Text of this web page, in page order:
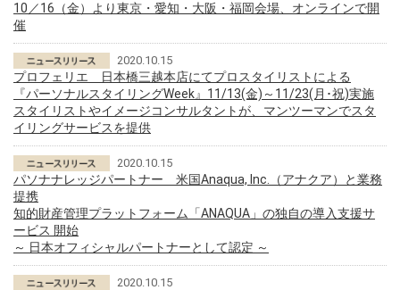
10／16（金）より東京・愛知・大阪・福岡会場、オンラインで開
催
2020.10.15
プロフェリエ 日本橋三越本店にてプロスタイリストによる
『パーソナルスタイリングWeek』11/13(金)～11/23(月･祝)実施
スタイリストやイメージコンサルタントが、マンツーマンでスタ
イリングサービスを提供
2020.10.15
パソナナレッジパートナー 米国Anaqua, Inc.（アナクア）と業務
提携
知的財産管理プラットフォーム「ANAQUA」の独自の導入支援サ
ービス 開始
～ 日本オフィシャルパートナーとして認定 ～
2020.10.15